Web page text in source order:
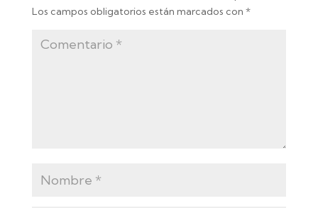
Los campos obligatorios están marcados con *